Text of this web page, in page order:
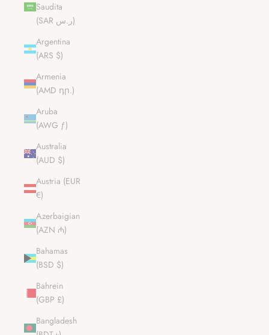
Saudita
(SAR ر.س)
Argentina
(ARS $)
Armenia
(AMD դր.)
Aruba
(AWG ƒ)
Australia
(AUD $)
Austria (EUR
€)
Azerbaigian
(AZN ₼)
Bahamas
(BSD $)
Bahrein
(GBP £)
Bangladesh